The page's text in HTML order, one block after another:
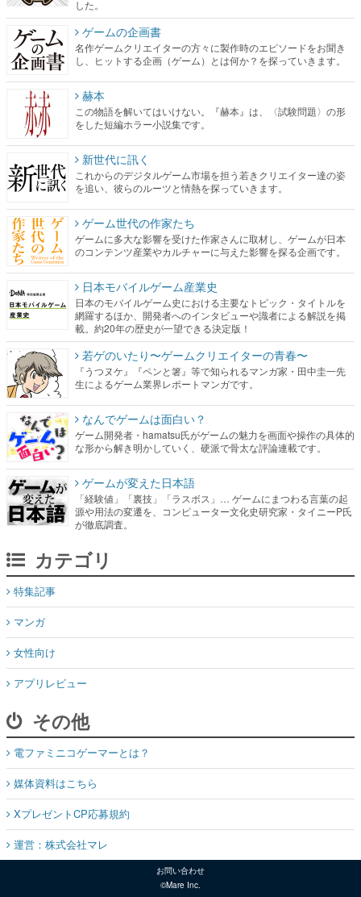
した。
ゲームの企画書
名作ゲームクリエイターの方々に製作時のエピソードをお聞き
し、ヒットする企画（ゲーム）とは何か？を探っていきます。
赫本
この物語を解いてはいけない。『赫本』は、〈試験問題〉の形
をした短編ホラー小説集です。
新世代に訊く
これからのデジタルゲーム市場を担う若きクリエイター達の姿
を追い、彼らのルーツと情熱を探っていきます。
ゲーム世代の作家たち
ゲームに多大な影響を受けた作家さんに取材し、ゲームが日本
のコンテンツ産業やカルチャーに与えた影響を探る企画です。
日本モバイルゲーム産業史
日本のモバイルゲーム史における主要なトピック・タイトルを
網羅するほか、開発者へのインタビューや識者による解説を掲
載。約20年の歴史が一望できる決定版！
若ゲのいたり〜ゲームクリエイターの青春〜
『うつヌケ』『ペンと箸』等で知られるマンガ家・田中圭一先
生によるゲーム業界レポートマンガです。
なんでゲームは面白い？
ゲーム開発者・hamatsu氏がゲームの魅力を画面や操作の具体的
な形から解き明かしていく、硬派で骨太な評論連載です。
ゲームが変えた日本語
「経験値」「裏技」「ラスボス」… ゲームにまつわる言葉の起
源や用法の変遷を、コンピューター文化史研究家・タイニーP氏
が徹底調査。
カテゴリ
特集記事
マンガ
女性向け
アプリレビュー
その他
電ファミニコゲーマーとは？
媒体資料はこちら
XプレゼントCP応募規約
運営：株式会社マレ
お問い合わせ
©Mare Inc.